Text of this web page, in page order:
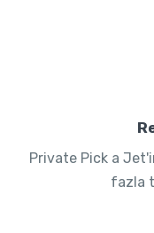
Private Pick a
fazla